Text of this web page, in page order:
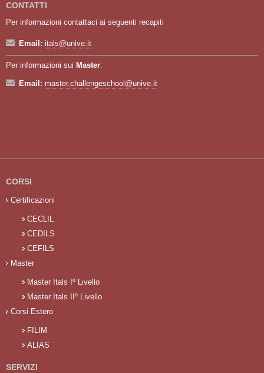
CONTATTI
Per informazioni contattaci ai seguenti recapiti
Email: itals@unive.it
Per informazioni sui Master:
Email: master.challengeschool@unive.it
CORSI
Certificazioni
CECLIL
CEDILS
CEFILS
Master
Master Itals Iº Livello
Master Itals IIº Livello
Corsi Estero
FILIM
ALIAS
SERVIZI